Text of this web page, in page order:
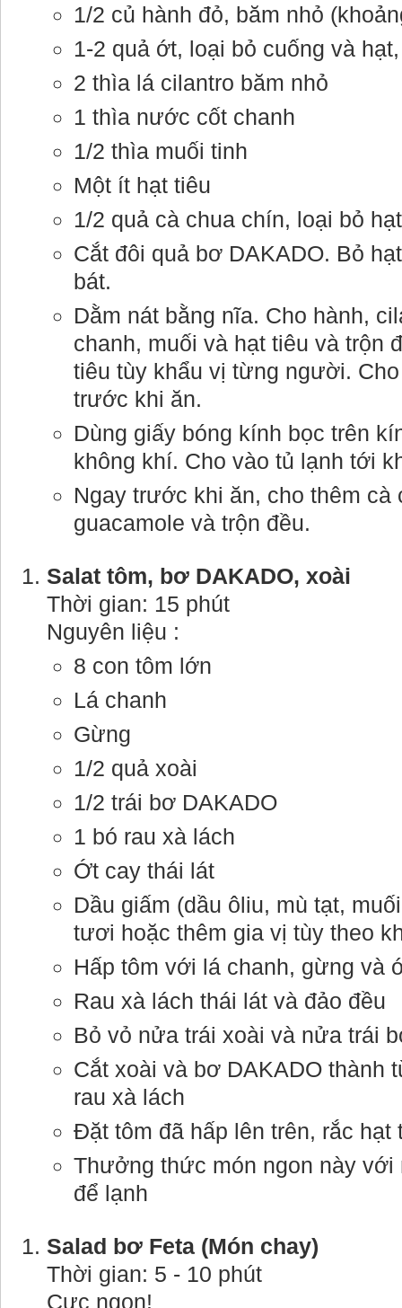
1/2 củ hành đỏ, băm nhỏ
1-2 quả ớt, loại bỏ cuống và
2 thìa lá cilantro băm nhỏ
1 thìa nước cốt chanh
1/2 thìa muối tinh
Một ít hạt tiêu
1/2 quả cà chua chín, loại bỏ
Cắt đôi quả bơ DAKADO. Bỏ
bát.
Dằm nát bằng nĩa. Cho hành,
chanh, muối và hạt tiêu và trộn
tiêu tùy khẩu vị từng người.
trước khi ăn.
Dùng giấy bóng kính bọc trên
không khí. Cho vào tủ lạnh tới
Ngay trước khi ăn, cho thêm cà
guacamole và trộn đều.
Salat tôm, bơ DAKADO, xoài
Thời gian: 15 phút
Nguyên liệu :
8 con tôm lớn
Lá chanh
Gừng
1/2 quả xoài
1/2 trái bơ DAKADO
1 bó rau xà lách
Ớt cay thái lát
Dầu giấm (dầu ôliu, mù tạt,
tươi hoặc thêm gia vị tùy theo
Hấp tôm với lá chanh, gừng và
Rau xà lách thái lát và đảo đều
Bỏ vỏ nửa trái xoài và nửa trái
Cắt xoài và bơ DAKADO thành
rau xà lách
Đặt tôm đã hấp lên trên, rắc
Thưởng thức món ngon này
để lạnh
Salad bơ Feta (Món chay)
Thời gian: 5 - 10 phút
Cực ngon!